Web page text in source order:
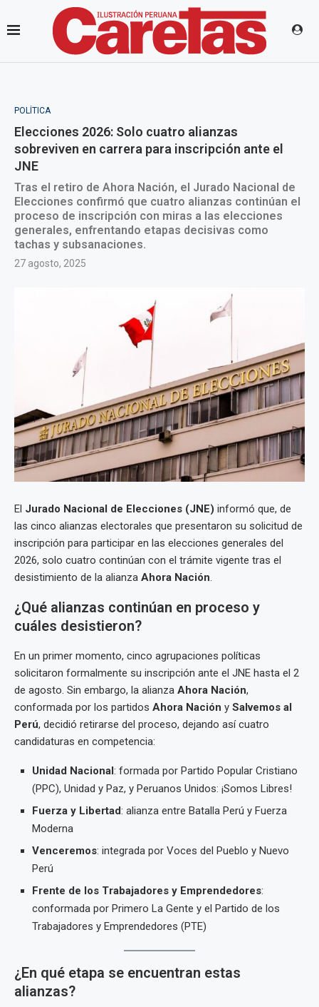
POLÍTICA
Elecciones 2026: Solo cuatro alianzas
sobreviven en carrera para inscripción ante el
JNE
Tras el retiro de Ahora Nación, el Jurado Nacional de
Elecciones confirmó que cuatro alianzas continúan el
proceso de inscripción con miras a las elecciones
generales, enfrentando etapas decisivas como
tachas y subsanaciones.
27 agosto, 2025
El Jurado Nacional de Elecciones (JNE) informó que, de
las cinco alianzas electorales que presentaron su solicitud de
inscripción para participar en las elecciones generales del
2026, solo cuatro continúan con el trámite vigente tras el
desistimiento de la alianza Ahora Nación.
¿Qué alianzas continúan en proceso y
cuáles desistieron?
En un primer momento, cinco agrupaciones políticas
solicitaron formalmente su inscripción ante el JNE hasta el 2
de agosto. Sin embargo, la alianza Ahora Nación,
conformada por los partidos Ahora Nación y Salvemos al
Perú, decidió retirarse del proceso, dejando así cuatro
candidaturas en competencia:
Unidad Nacional: formada por Partido Popular Cristiano
(PPC), Unidad y Paz, y Peruanos Unidos: ¡Somos Libres!
Fuerza y Libertad: alianza entre Batalla Perú y Fuerza
Moderna
Venceremos: integrada por Voces del Pueblo y Nuevo
Perú
Frente de los Trabajadores y Emprendedores:
conformada por Primero La Gente y el Partido de los
Trabajadores y Emprendedores (PTE)
¿En qué etapa se encuentran estas
alianzas?